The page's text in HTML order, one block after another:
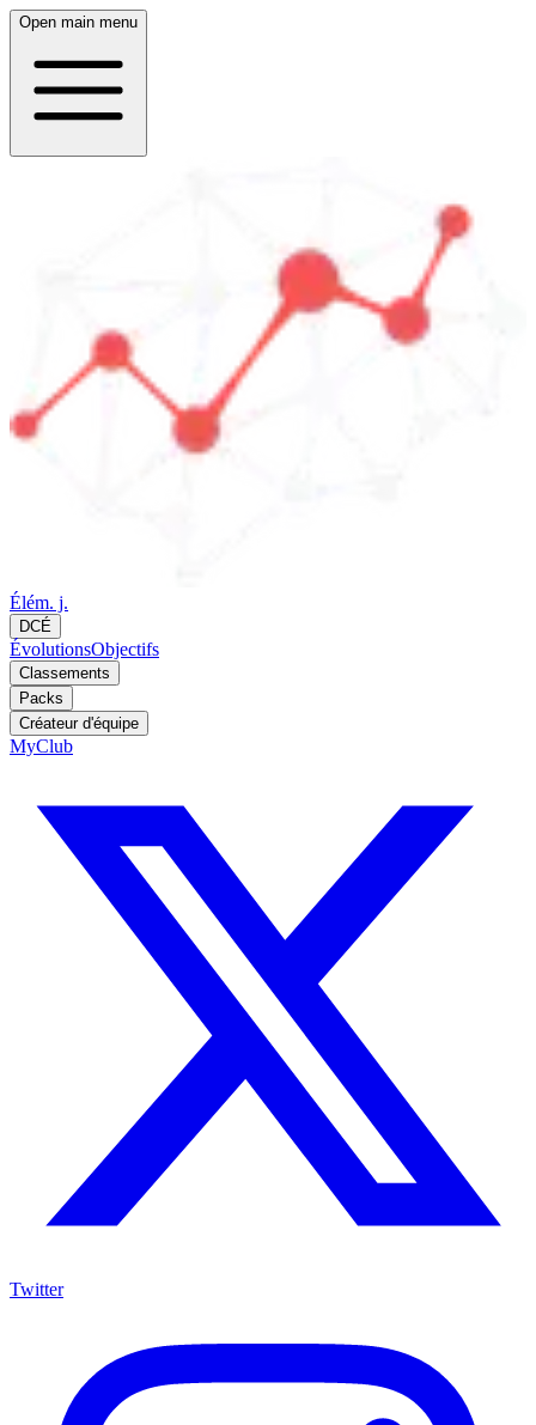
Open main menu
Élém. j.
DCÉ
ÉvolutionsObjectifs
Classements
Packs
Créateur d'équipe
MyClub
Twitter